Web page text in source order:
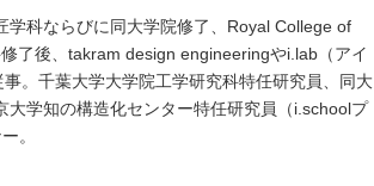
科ならびに同大学院修了、Royal College of
了後、takram design engineeringやi.lab（アイ
。千葉大学大学院工学研究科特任研究員、同大
学知の構造化センター特任研究員（i.schoolプ
。